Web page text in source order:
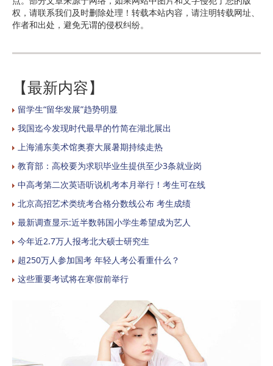
权，请联系我们及时删除处理！转载本站内容，请注明转载网址、
作者和出处，避免无谓的侵权纠纷。
【最新内容】
留学生“留华发展”趋势明显
我国迄今发现时代最早的竹简在湖北展出
上海浦东美术馆奥赛大展暑期持续走热
教育部：高校要为求职毕业生提供至少3条就业岗
中高考第二次英语听说机考本月举行！考生可在线
北京高招艺术类统考合格分数线公布 考生成绩
最新调查显示:近半数韩国小学生希望成为艺人
今年近2.7万人报考北大硕士研究生
超250万人参加国考 年轻人考公看重什么？
这些重要考试将在寒假前举行